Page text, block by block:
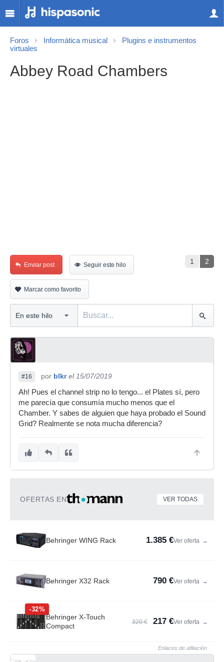
Foros Informática musical
Plugins e instrumentos
virtuales
Abbey Road Chambers
1 2
Enviar post Seguir este hilo
Marcar como favorito
#16 por blkr el 15/07/2019
Ah! Pues el channel strip no lo tengo... el Plates sí, pero
me parecía que consumía mucho menos que el
Chamber. Y sabes de alguien que haya probado el Sound
Grid? Realmente se nota mucha diferencia?
OFERTAS EN VER TODAS
Behringer WING Rack 1.385 €Ver oferta →
Behringer X32 Rack 790 €Ver oferta →
-32%
Behringer X-Touch
Compact
320 € 217 €Ver oferta →
Enlaces de afiliación